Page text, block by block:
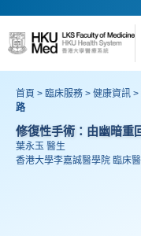
首頁 > 臨床服務 > 健康資訊 >
路
修復性手術：由幽暗重
葉永玉 醫生
香港大學李嘉誠醫學院 臨床